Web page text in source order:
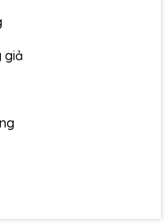
giả